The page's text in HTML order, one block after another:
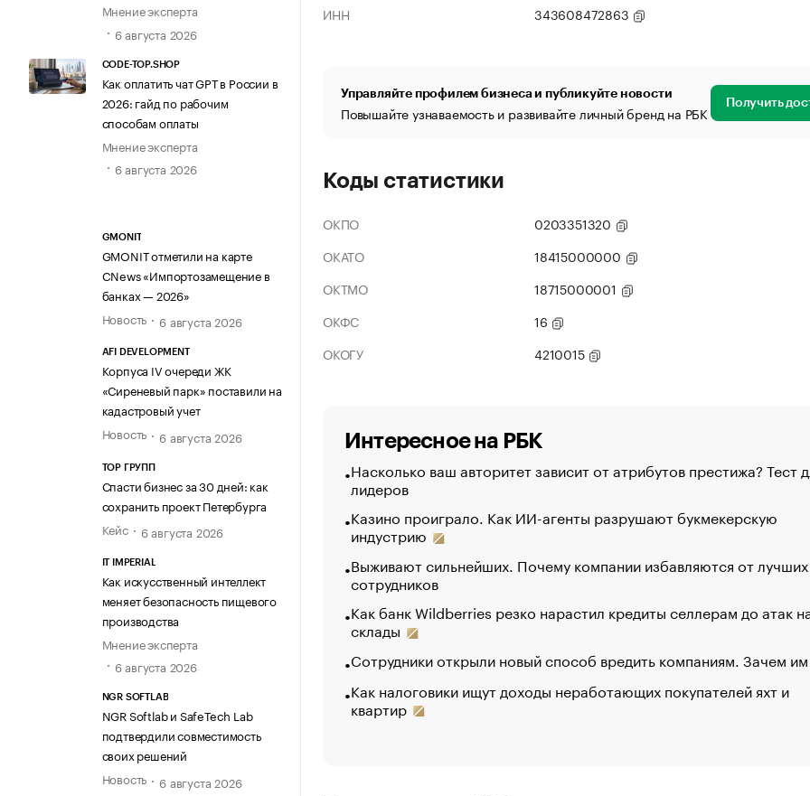
Мнение эксперта
6 августа 2026
CODE-TOP.SHOP
Как оплатить чат GPT в России в
2026: гайд по рабочим
способам оплаты
Мнение эксперта
6 августа 2026
GMONIT
GMONIT отметили на карте
CNews «Импортозамещение в
банках — 2026»
Новость
6 августа 2026
AFI DEVELOPMENT
Корпуса IV очереди ЖК
«Сиреневый парк» поставили на
кадастровый учет
Новость
6 августа 2026
ТОР ГРУПП
Спасти бизнес за 30 дней: как
сохранить проект Петербурга
Кейс
6 августа 2026
IT IMPERIAL
Как искусственный интеллект
меняет безопасность пищевого
производства
Мнение эксперта
6 августа 2026
NGR SOFTLAB
NGR Softlab и SafeTech Lab
подтвердили совместимость
своих решений
Новость
6 августа 2026
ИНН
343608472863
Управляйте профилем бизнеса и публикуйте новости
Повышайте узнаваемость и развивайте личный бренд на РБК Получить
Коды статистики
ОКПО
0203351320
ОКАТО
18415000000
ОКТМО
18715000001
ОКФС
16
ОКОГУ
4210015
Интересное на РБК
Насколько ваш авторитет зависит от атрибутов престижа? Тест
лидеров
Казино проиграло. Как ИИ-агенты разрушают букмекерскую
индустрию
Выживают сильнейших. Почему компании избавляются от лучших
сотрудников
Как банк Wildberries резко нарастил кредиты селлерам до атак
склады
Сотрудники открыли новый способ вредить компаниям. Зачем
Как налоговики ищут доходы неработающих покупателей яхт и
квартир